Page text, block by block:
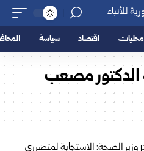
محليات اقتصاد سياسة
الدكتور مصعب